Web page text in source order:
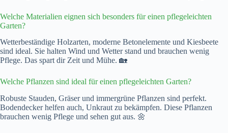
Welche Materialien eignen sich besonders für einen pflegeleichten
Garten?
Wetterbeständige Holzarten, moderne Betonelemente und Kiesbeete
sind ideal. Sie halten Wind und Wetter stand und brauchen wenig
Pflege. Das spart dir Zeit und Mühe. 🏡
Welche Pflanzen sind ideal für einen pflegeleichten Garten?
Robuste Stauden, Gräser und immergrüne Pflanzen sind perfekt.
Bodendecker helfen auch, Unkraut zu bekämpfen. Diese Pflanzen
brauchen wenig Pflege und sehen gut aus. 🌼